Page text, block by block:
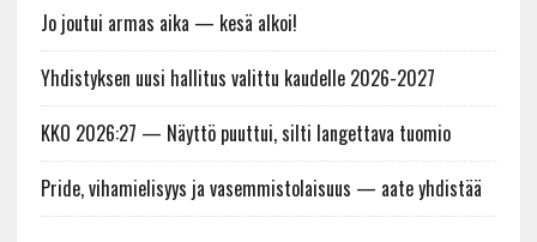
Jo joutui armas aika — kesä alkoi!
Yhdistyksen uusi hallitus valittu kaudelle 2026-2027
KKO 2026:27 — Näyttö puuttui, silti langettava tuomio
Pride, vihamielisyys ja vasemmistolaisuus — aate yhdistää